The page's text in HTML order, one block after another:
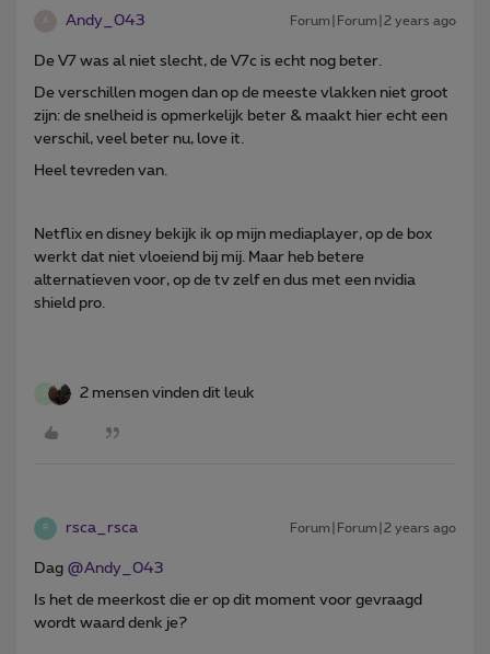
Andy_043 Forum|Forum|2 years ago
De V7 was al niet slecht, de V7c is echt nog beter.
De verschillen mogen dan op de meeste vlakken niet groot
zijn: de snelheid is opmerkelijk beter & maakt hier echt een
verschil, veel beter nu, love it.
Heel tevreden van.
Netflix en disney bekijk ik op mijn mediaplayer, op de box
werkt dat niet vloeiend bij mij. Maar heb betere
alternatieven voor, op de tv zelf en dus met een nvidia
shield pro.
D 2 mensen vinden dit leuk
R rsca_rsca Forum|Forum|2 years ago
Dag @Andy_043
Is het de meerkost die er op dit moment voor gevraagd
wordt waard denk je?